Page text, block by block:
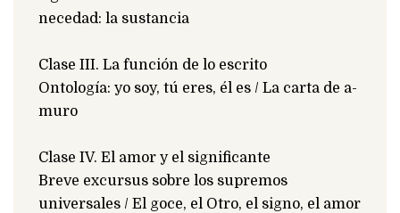
necedad: la sustancia
Clase III. La función de lo escrito
Ontología: yo soy, tú eres, él es / La carta de a-
muro
Clase IV. El amor y el significante
Breve excursus sobre los supremos
universales / El goce, el Otro, el signo, el amor